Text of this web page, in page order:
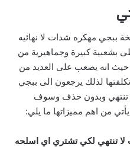
مهكره شدات لا نهائيه
بشعبية كبيرة وجماهيرية من
انه يصعب على العديد من
لذلك يرجعون الى ببجي
تنتهي وبدون حذف وسوف
من اهم مميزاتها ما يلي:
تنتهي لكي تشتري اي اسلحه